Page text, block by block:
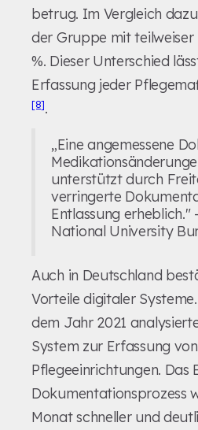
betrug. Im Vergleich
der Gruppe mit
%. Dieser Unterschied
Erfassung jeder
[8].
„Eine angemessene
unterstützt durch
verringerte
Entlassung erheblich."
National University
Auch in Deutschland
Vorteile digitaler
dem Jahr 2021
System zur Erfassung
Pflegeeinrichtungen. Das
Dokumentationsprozess
Monat schneller und